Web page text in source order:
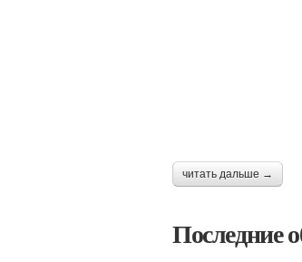
читать дальше →
Последние